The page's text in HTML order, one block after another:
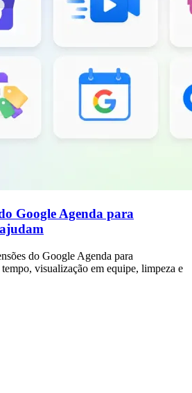
Google Agenda para
do Google Agenda para
visualização em equipe, limpeza e